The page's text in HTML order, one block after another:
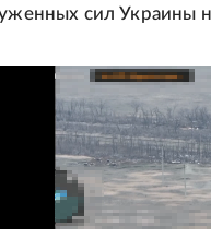
сил Украины